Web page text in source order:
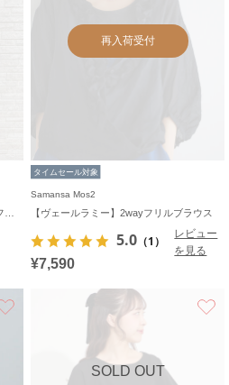
再入荷受付
タイムセール対象
Samansa Mos2
【ヴェールラミー】2wayフリルブラウス
5.0 （1）
レビュー
を見る
¥7,590
SOLD OUT